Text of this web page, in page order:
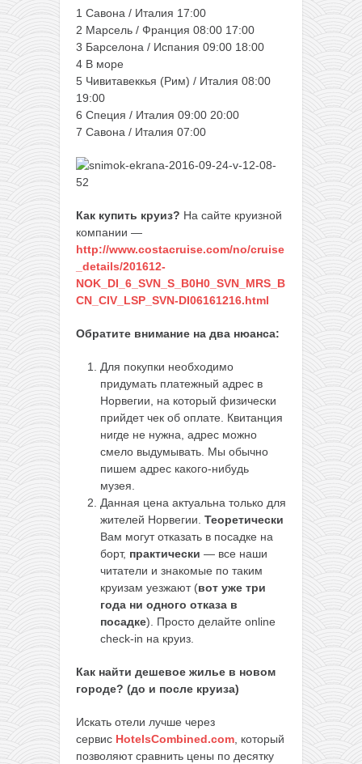
1 Савона / Италия 17:00
2 Марсель / Франция 08:00 17:00
3 Барселона / Испания 09:00 18:00
4 В море
5 Чивитавеккья (Рим) / Италия 08:00
19:00
6 Специя / Италия 09:00 20:00
7 Савона / Италия 07:00
Как купить круиз? На сайте круизной
компании —
http://www.costacruise.com/no/cruise
_details/201612-
NOK_DI_6_SVN_S_B0H0_SVN_MRS_B
CN_CIV_LSP_SVN-DI06161216.html
Обратите внимание на два нюанса:
Для покупки необходимо
придумать платежный адрес в
Норвегии, на который физически
прийдет чек об оплате. Квитанция
нигде не нужна, адрес можно
смело выдумывать. Мы обычно
пишем адрес какого-нибудь
музея.
Данная цена актуальна только для
жителей Норвегии. Теоретически
Вам могут отказать в посадке на
борт, практически — все наши
читатели и знакомые по таким
круизам уезжают (вот уже три
года ни одного отказа в
посадке). Просто делайте online
check-in на круиз.
Как найти дешевое жилье в новом
городе? (до и после круиза)
Искать отели лучше через
сервис HotelsCombined.com , который
позволяют сравнить цены по десятку